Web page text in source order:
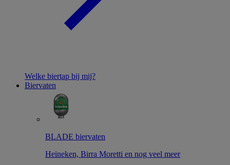
Welke biertap bij mij?
Biervaten
BLADE biervaten
Heineken, Birra Moretti en nog veel meer